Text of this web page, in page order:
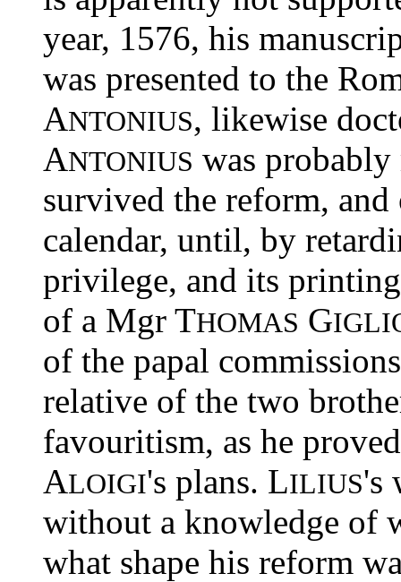
year, 1576, his
was presented to the
ANTONIUS, likewise
ANTONIUS was probably
survived the reform,
calendar, until, by
privilege, and its
of a Mgr THOMAS G
of the papal
relative of the two
favouritism, as he
ALOIGI's plans. LILIUS's
without a knowledge of
what shape his reform